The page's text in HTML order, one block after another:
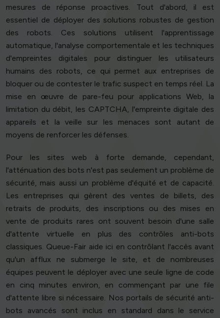
mesures de réponse proactives. Tout d'abord, il est
essentiel de déployer des solutions robustes de gestion
des robots. Ces solutions utilisent l'apprentissage
automatique, l'analyse comportementale et les techniques
d'empreintes digitales pour distinguer les utilisateurs
humains des robots, ce qui permet aux entreprises de
bloquer ou de contester le trafic suspect en temps réel. La
mise en œuvre de pare-feu pour applications Web, la
limitation du débit, les CAPTCHA, l'empreinte digitale des
appareils et la veille sur les menaces sont autant de
moyens de renforcer les défenses.
Pour les sites web à forte demande, cependant,
l'atténuation des bots n'est pas seulement un problème de
sécurité, mais aussi un problème d'équité et de capacité.
Les entreprises qui gèrent des ventes de billets, des
retraits de produits, des inscriptions ou des mises en
vente de produits rares ont souvent besoin d'une salle
d'attente virtuelle en plus des contrôles anti-bots
classiques. Queue-Fair aide ici en contrôlant l'accès avant
qu'un afflux ne submerge le site, et de nombreuses
équipes peuvent le déployer avec une seule ligne de code
en cinq minutes environ, en commençant par une file
d'attente libre si nécessaire. Nos portails de sécurité anti-
bots avancés sont inclus en standard dans le service